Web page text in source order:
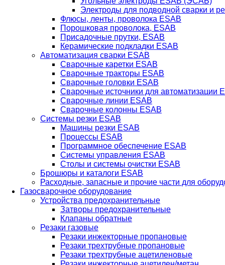
Электроды для подводной сварки и
Флюсы, ленты, проволока ESAB
Порошковая проволока, ESAB
Присадочные прутки, ESAB
Керамические подкладки ESAB
Автоматизация сварки ESAB
Сварочные каретки ESAB
Сварочные тракторы ESAB
Сварочные головки ESAB
Сварочные источники для автоматизации
Сварочные линии ESAB
Сварочные колонны ESAB
Системы резки ESAB
Машины резки ESAB
Процессы ESAB
Программное обеспечение ESAB
Системы управления ESAB
Столы и системы очистки ESAB
Брошюры и каталоги ESAB
Расходные, запасные и прочие части для
Газосварочное оборудование
Устройства предохранительные
Затворы предохранительные
Клапаны обратные
Резаки газовые
Резаки инжекторные пропановые
Резаки трехтрубные пропановые
Резаки трехтрубные ацетиленовые